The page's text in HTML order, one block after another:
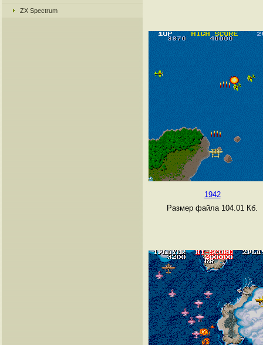
ZX Spectrum
1942
Размер файла 104.01 Кб.